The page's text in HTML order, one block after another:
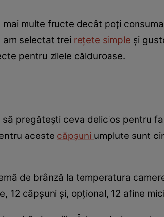
multe fructe decât poți
am selectat trei rețete simple și
pentru zilele călduroase.
pregătești ceva delicios pentru
aceste căpșuni umplute sunt
de brânză la temperatura
12 căpșuni și, opțional, 12 afine